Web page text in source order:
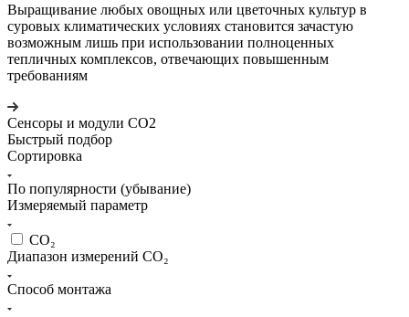
Выращивание любых овощных или цветочных культур в
суровых климатических условиях становится зачастую
возможным лишь при использовании полноценных
тепличных комплексов, отвечающих повышенным
требованиям
Сенсоры и модули СО2
Быстрый подбор
Сортировка
По популярности (убывание)
Измеряемый параметр
CO₂
Диапазон измерений CO₂
Способ монтажа